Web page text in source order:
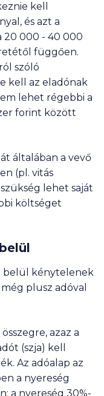
kell
és azt a
20 000 - 40 000
függően.
szóló
kell az eladónak
lehet régebbi a
forint között
általában a vevő
(pl. vitás
lehet saját
költséget
belül kénytelenek
plusz adóval
azaz a
(szja) kell
Az adóalap az
a nyereség
a nyereség 30%-